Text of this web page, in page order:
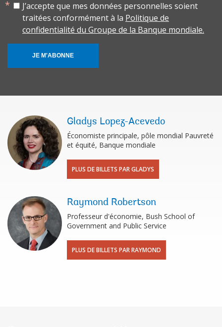
J’accepte que mes données personnelles soient
traitées conformément à la Politique de
confidentialité du Groupe de la Banque mondiale.
JE M'ABONNE
Gladys Lopez-Acevedo
Économiste principale, pôle mondial Pauvreté
et équité, Banque mondiale
PLUS DE BILLETS PAR GLADYS
Raymond Robertson
Professeur d'économie, Bush School of
Government and Public Service
PLUS DE BILLETS PAR RAYMOND